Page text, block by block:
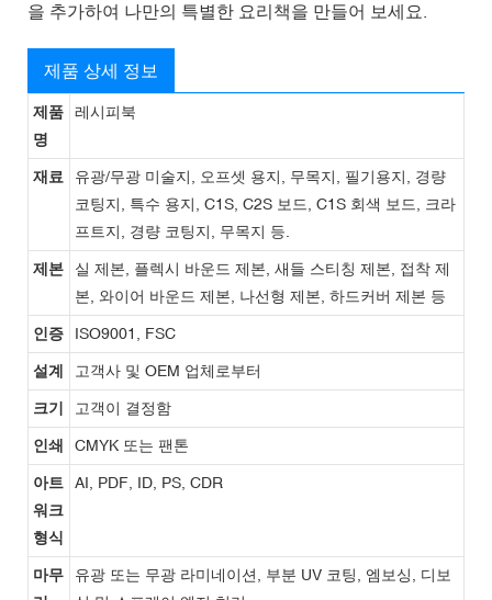
을 추가하여 나만의 특별한 요리책을 만들어 보세요.
제품 상세 정보
제품
명
레시피북
재료
유광/무광 미술지, 오프셋 용지, 무목지, 필기용지, 경량
코팅지, 특수 용지, C1S, C2S 보드, C1S 회색 보드, 크라
프트지, 경량 코팅지, 무목지 등.
제본
실 제본, 플렉시 바운드 제본, 새들 스티칭 제본, 접착 제
본, 와이어 바운드 제본, 나선형 제본, 하드커버 제본 등
인증 ISO9001, FSC
설계 고객사 및 OEM 업체로부터
크기 고객이 결정함
인쇄 CMYK 또는 팬톤
아트
워크
형식
AI, PDF, ID, PS, CDR
마무
유광 또는 무광 라미네이션, 부분 UV 코팅, 엠보싱, 디보